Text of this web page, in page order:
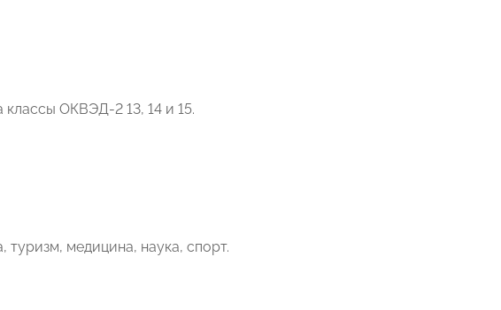
ОКВЭД-2 13, 14 и 15.
медицина, наука, спорт.